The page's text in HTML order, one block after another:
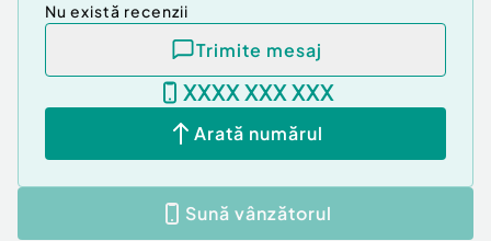
Nu există recenzii
Trimite mesaj
XXXX XXX XXX
Arată numărul
Sună vânzătorul